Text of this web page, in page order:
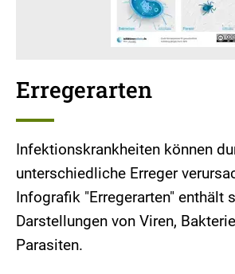
Erregerarten
Infektionskrankheiten können
unterschiedliche Erreger
Infografik "Erregerarten" enthält
Darstellungen von Viren,
Parasiten.